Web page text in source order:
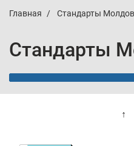
Главная Стандарты
Стандарты
↑